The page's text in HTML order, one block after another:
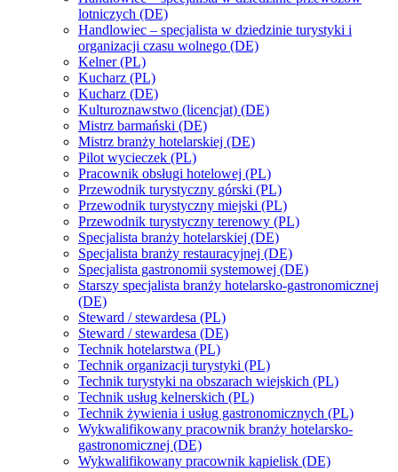
lotniczych (DE)
Handlowiec – specjalista w dziedzinie turystyki i
organizacji czasu wolnego (DE)
Kelner (PL)
Kucharz (PL)
Kucharz (DE)
Kulturoznawstwo (licencjat) (DE)
Mistrz barmański (DE)
Mistrz branży hotelarskiej (DE)
Pilot wycieczek (PL)
Pracownik obsługi hotelowej (PL)
Przewodnik turystyczny górski (PL)
Przewodnik turystyczny miejski (PL)
Przewodnik turystyczny terenowy (PL)
Specjalista branży hotelarskiej (DE)
Specjalista branży restauracyjnej (DE)
Specjalista gastronomii systemowej (DE)
Starszy specjalista branży hotelarsko-gastronomicznej
(DE)
Steward / stewardesa (PL)
Steward / stewardesa (DE)
Technik hotelarstwa (PL)
Technik organizacji turystyki (PL)
Technik turystyki na obszarach wiejskich (PL)
Technik usług kelnerskich (PL)
Technik żywienia i usług gastronomicznych (PL)
Wykwalifikowany pracownik branży hotelarsko-
gastronomicznej (DE)
Wykwalifikowany pracownik kąpielisk (DE)